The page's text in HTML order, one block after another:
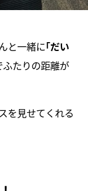
と一緒に｢だい
たりの距離が
を見せてくれる